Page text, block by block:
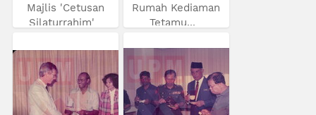
Majlis 'Cetusan
Silaturrahim'
Rumah Kediaman
Tetamu...